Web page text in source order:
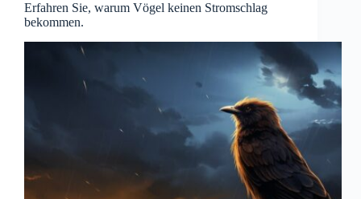
Erfahren Sie, warum Vögel keinen Stromschlag
bekommen.